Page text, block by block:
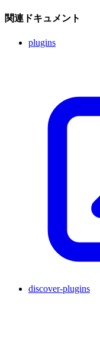
関連ドキュメント
plugins
discover-plugins